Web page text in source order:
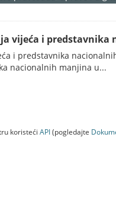
vijeća i
i predstavnika
nacionalnih manjina u...
koristeći API(pogledajte